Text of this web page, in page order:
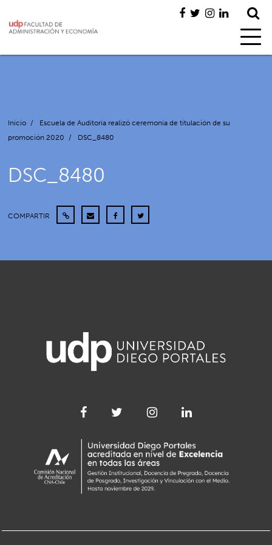
Inicio /
Escuela de Auditoría realizó ceremonia de titulación de su
promoción 2020
/ DSC_8480
DSC_8480
COMPARTIR